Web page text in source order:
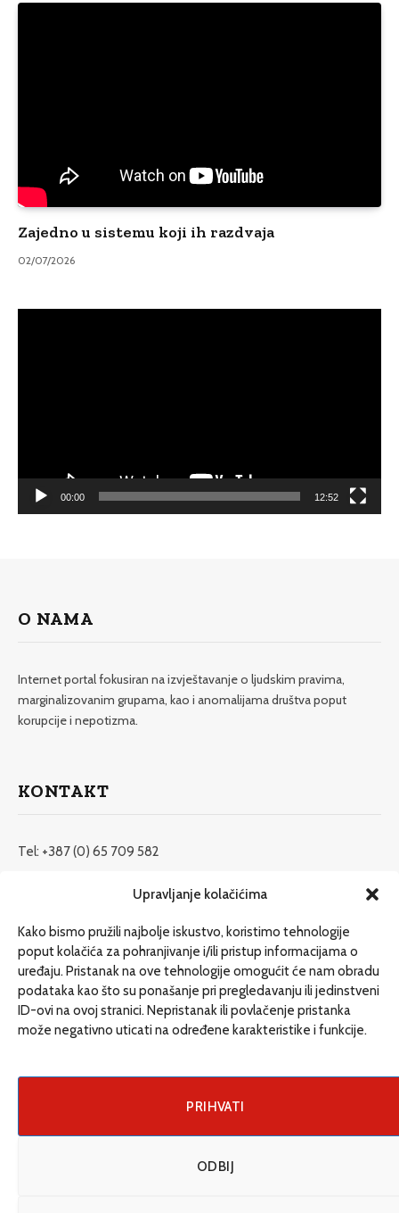
Upravljanje kolačićima
Kako bismo pružili najbolje iskustvo, koristimo tehnologije
poput kolačića za pohranjivanje i/ili pristup informacijama o
uređaju. Pristanak na ove tehnologije omogućit će nam obradu
podataka kao što su ponašanje pri pregledavanju ili jedinstveni
ID-ovi na ovoj stranici. Nepristanak ili povlačenje pristanka
može negativno uticati na određene karakteristike i funkcije.
PRIHVATI
ODBIJ
Zajedno u sistemu koji ih razdvaja
02/07/2026
00:00 12:52
O NAMA
Internet portal fokusiran na izvještavanje o ljudskim pravima,
marginalizovanim grupama, kao i anomalijama društva poput
korupcije i nepotizma.
KONTAKT
Tel: +387 (0) 65 709 582
redakcija@etrafika.net
Dosije
Drugi pišu
Društvo